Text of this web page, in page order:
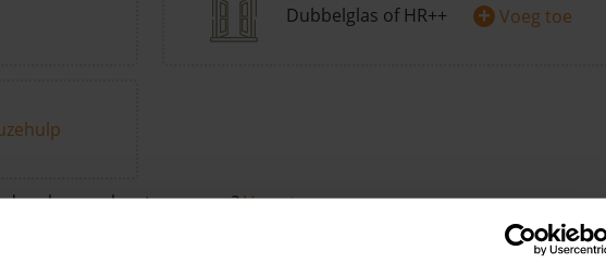
Dubbelglas of HR++ + Voeg toe
kenmerken toevoegen?Voeg toe